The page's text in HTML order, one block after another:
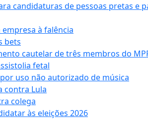
candidaturas de pessoas pretas e
à falência
bets
cautelar de três membros do
fetal
uso não autorizado de música
contra Lula
colega
às eleições 2026